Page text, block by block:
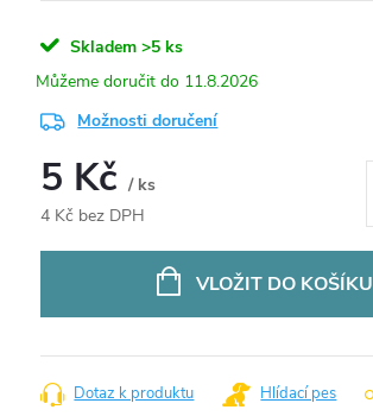
Skladem >5 ks
11.8.2026
Možnosti doručení
5 Kč/ ks
4 Kč bez DPH
VLOŽIT DO KOŠÍKU
Dotaz k produktu Hlídací pes